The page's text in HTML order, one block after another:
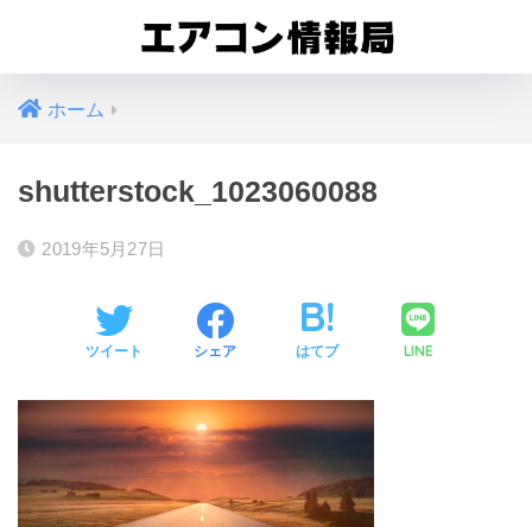
ホーム
shutterstock_1023060088
2019年5月27日
ツイート シェア はてブ LINE